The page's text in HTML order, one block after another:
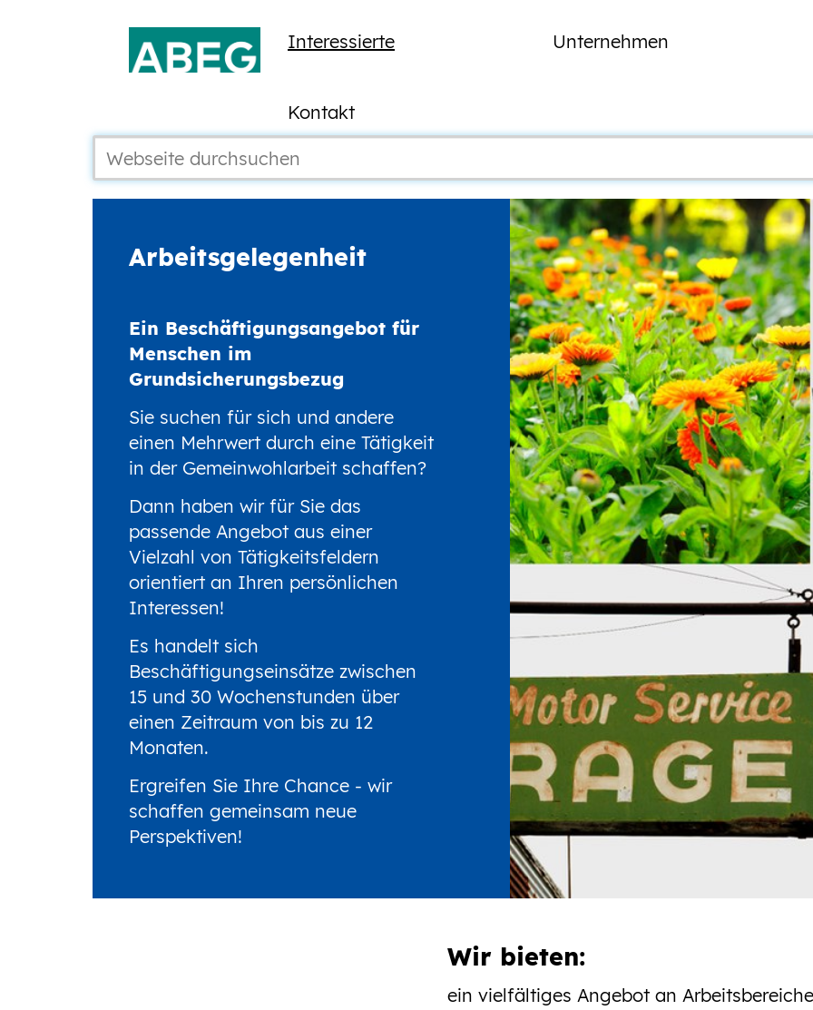
Interessierte Unternehmen
Kontakt
Arbeitsgelegenheit
Ein Beschäftigungsangebot für
Menschen im
Grundsicherungsbezug
Sie suchen für sich und andere
einen Mehrwert durch eine Tätigkeit
in der Gemeinwohlarbeit schaffen?
Dann haben wir für Sie das
passende Angebot aus einer
Vielzahl von Tätigkeitsfeldern
orientiert an Ihren persönlichen
Interessen!
Es handelt sich
Beschäftigungseinsätze zwischen
15 und 30 Wochenstunden über
einen Zeitraum von bis zu 12
Monaten.
Ergreifen Sie Ihre Chance - wir
schaffen gemeinsam neue
Perspektiven!
Wir bieten:
ein vielfältiges Angebot an